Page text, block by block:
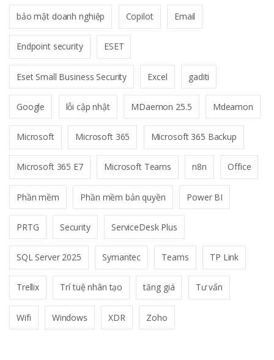
bảo mật doanh nghiệp Copilot Email
Endpoint security ESET
Eset Small Business Security Excel gaditi
Google lỗi cập nhật MDaemon 25.5 Mdeamon
Microsoft Microsoft 365 Microsoft 365 Backup
Microsoft 365 E7 Microsoft Teams n8n Office
Phần mềm Phần mềm bản quyền Power BI
PRTG Security ServiceDesk Plus
SQL Server 2025 Symantec Teams TP Link
Trellix Trí tuệ nhân tạo tăng giá Tư vấn
Wifi Windows XDR Zoho